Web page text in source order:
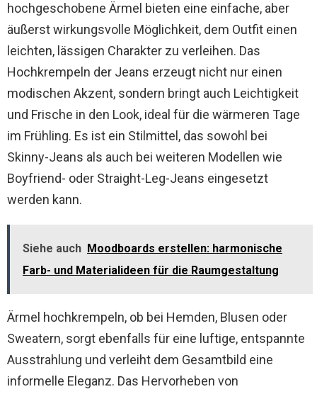
hochgeschobene Ärmel bieten eine einfache, aber
äußerst wirkungsvolle Möglichkeit, dem Outfit einen
leichten, lässigen Charakter zu verleihen. Das
Hochkrempeln der Jeans erzeugt nicht nur einen
modischen Akzent, sondern bringt auch Leichtigkeit
und Frische in den Look, ideal für die wärmeren Tage
im Frühling. Es ist ein Stilmittel, das sowohl bei
Skinny-Jeans als auch bei weiteren Modellen wie
Boyfriend- oder Straight-Leg-Jeans eingesetzt
werden kann.
Siehe auch Moodboards erstellen: harmonische
Farb- und Materialideen für die Raumgestaltung
Ärmel hochkrempeln, ob bei Hemden, Blusen oder
Sweatern, sorgt ebenfalls für eine luftige, entspannte
Ausstrahlung und verleiht dem Gesamtbild eine
informelle Eleganz. Das Hervorheben von